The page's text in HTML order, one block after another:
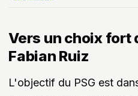
Vers un choix fort
Fabian Ruiz
L'objectif du PSG est